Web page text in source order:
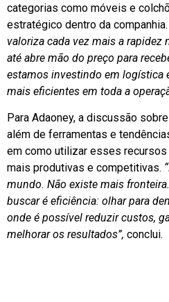
categorias como móveis e
estratégico dentro da companhia.
valoriza cada vez mais a rapidez
até abre mão do preço para
estamos investindo em logística
mais eficientes em toda a
Para Adaoney, a discussão
além de ferramentas e
em como utilizar esses recursos
mais produtivas e competitivas.
mundo. Não existe mais
buscar é eficiência: olhar para
onde é possível reduzir custos,
melhorar os resultados”, conclui.